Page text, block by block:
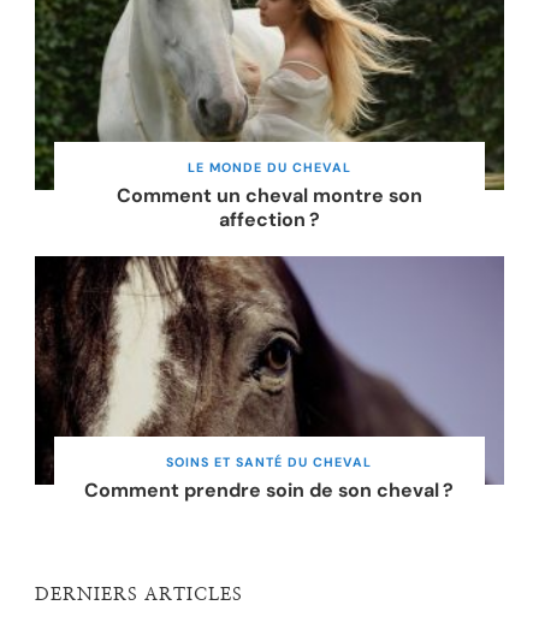
LE MONDE DU CHEVAL
Comment un cheval montre son
affection ?
SOINS ET SANTÉ DU CHEVAL
Comment prendre soin de son cheval ?
DERNIERS ARTICLES